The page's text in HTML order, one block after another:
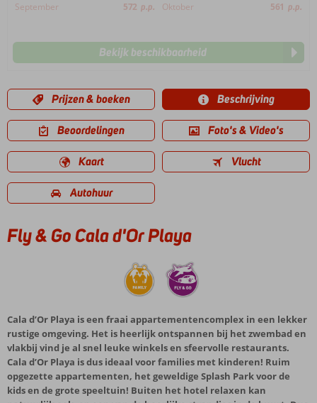
September 572 p.p. Oktober 561 p.p.
Bekijk beschikbaarheid
Prijzen & boeken Beschrijving
Beoordelingen Foto's & Video's
Kaart Vlucht
Autohuur
Fly & Go Cala d'Or Playa
Cala d’Or Playa is een fraai appartementencomplex in een lekker
rustige omgeving. Het is heerlijk ontspannen bij het zwembad en
vlakbij vind je al snel leuke winkels en sfeervolle restaurants.
Cala d’Or Playa is dus ideaal voor families met kinderen! Ruim
opgezette appartementen, het geweldige Splash Park voor de
kids en de grote speeltuin! Buiten het hotel relaxen kan